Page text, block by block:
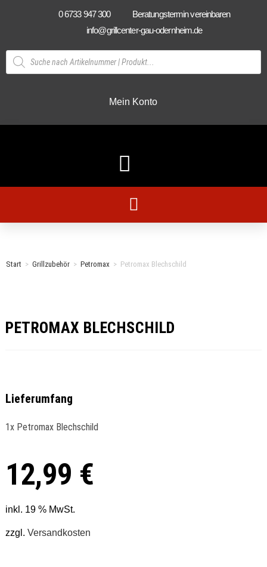
0 6733 947 300
Beratungstermin vereinbaren
info@grillcenter-gau-odernheim.de
Mein Konto
Start > Grillzubehör > Petromax > Petromax Blechschild
PETROMAX BLECHSCHILD
Lieferumfang
1x Petromax Blechschild
12,99 €
inkl. 19 % MwSt.
zzgl. Versandkosten